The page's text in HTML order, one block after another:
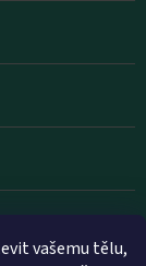
vašemu tělu,